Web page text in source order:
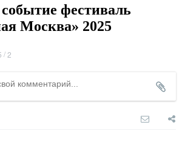
фестиваль
Москва» 2025
/2